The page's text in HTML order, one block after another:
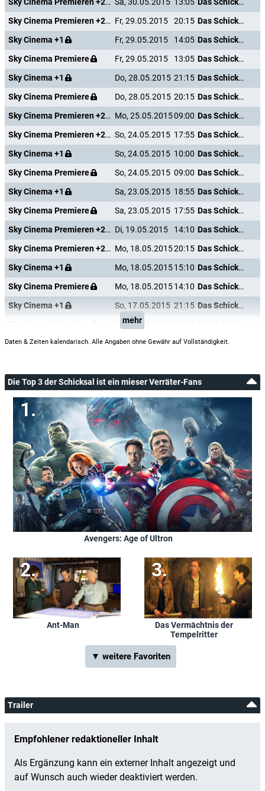
Sky Cinema Premieren +24 Sa, 30.05.2015 13:05
Das Schicksal ist ein mieser Verräter
Sky Cinema Premieren +24 Fr, 29.05.2015 20:15
Das Schicksal ist ein mieser Verräter
Sky Cinema +1
Fr, 29.05.2015 14:05
Das Schicksal ist ein mieser Verräter
Sky Cinema Premiere
Fr, 29.05.2015 13:05
Das Schicksal ist ein mieser Verräter
Sky Cinema +1
Do, 28.05.2015 21:15
Das Schicksal ist ein mieser Verräter
Sky Cinema Premiere
Do, 28.05.2015 20:15
Das Schicksal ist ein mieser Verräter
Sky Cinema Premieren +24 Mo, 25.05.201509:00
Das Schicksal ist ein mieser Verräter
Sky Cinema Premieren +24 So, 24.05.2015 17:55
Das Schicksal ist ein mieser Verräter
Sky Cinema +1
So, 24.05.2015 10:00
Das Schicksal ist ein mieser Verräter
Sky Cinema Premiere
So, 24.05.2015 09:00
Das Schicksal ist ein mieser Verräter
Sky Cinema +1
Sa, 23.05.2015 18:55
Das Schicksal ist ein mieser Verräter
Sky Cinema Premiere
Sa, 23.05.2015 17:55
Das Schicksal ist ein mieser Verräter
Sky Cinema Premieren +24 Di, 19.05.2015 14:10
Das Schicksal ist ein mieser Verräter
Sky Cinema Premieren +24 Mo, 18.05.201520:15
Das Schicksal ist ein mieser Verräter
Sky Cinema +1
Mo, 18.05.201515:10
Das Schicksal ist ein mieser Verräter
Sky Cinema Premiere
Mo, 18.05.201514:10
Das Schicksal ist ein mieser Verräter
Sky Cinema +1
So, 17.05.2015 21:15
Das Schicksal ist ein mieser Verräter
So, 17.05.2015
mehr
Daten & Zeiten kalendarisch. Alle Angaben ohne Gewähr auf Vollständigkeit.
Die Top 3 der Schicksal ist ein mieser Verräter-Fans
Avengers: Age of Ultron
Ant-Man
Das Vermächtnis der
Tempelritter
▼ weitere Favoriten
Trailer